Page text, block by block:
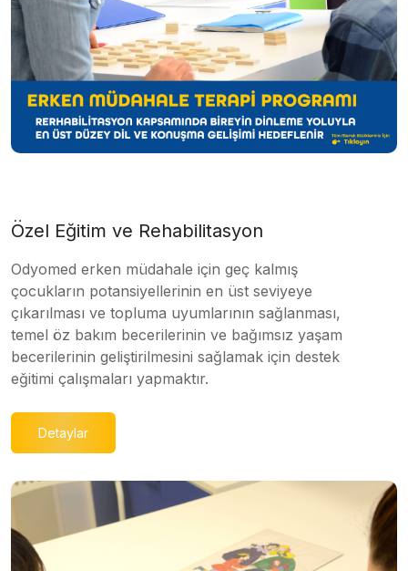
Özel Eğitim ve Rehabilitasyon
Odyomed erken müdahale için geç kalmış
çocukların potansiyellerinin en üst seviyeye
çıkarılması ve topluma uyumlarının sağlanması,
temel öz bakım becerilerinin ve bağımsız yaşam
becerilerinin geliştirilmesini sağlamak için destek
eğitimi çalışmaları yapmaktır.
Detaylar